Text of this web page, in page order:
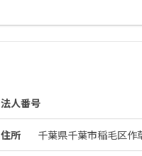
法人番号
住所 千葉県千葉市稲毛区